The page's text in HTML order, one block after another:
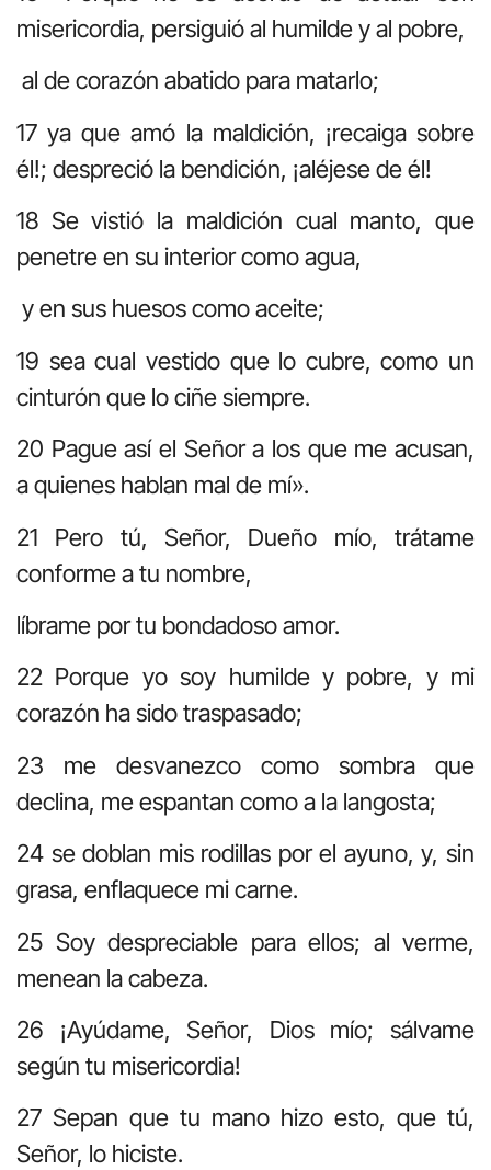
misericordia, persiguió al humilde y al pobre,
al de corazón abatido para matarlo;
17 ya que amó la maldición, ¡recaiga sobre
él!; despreció la bendición, ¡aléjese de él!
18 Se vistió la maldición cual manto, que
penetre en su interior como agua,
y en sus huesos como aceite;
19 sea cual vestido que lo cubre, como un
cinturón que lo ciñe siempre.
20 Pague así el Señor a los que me acusan,
a quienes hablan mal de mí».
21 Pero tú, Señor, Dueño mío, trátame
conforme a tu nombre,
líbrame por tu bondadoso amor.
22 Porque yo soy humilde y pobre, y mi
corazón ha sido traspasado;
23 me desvanezco como sombra que
declina, me espantan como a la langosta;
24 se doblan mis rodillas por el ayuno, y, sin
grasa, enflaquece mi carne.
25 Soy despreciable para ellos; al verme,
menean la cabeza.
26 ¡Ayúdame, Señor, Dios mío; sálvame
según tu misericordia!
27 Sepan que tu mano hizo esto, que tú,
Señor, lo hiciste.